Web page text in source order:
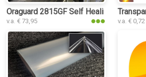
Oraguard 2815GF Self Healing PPF
v.a. € 73,95 v.a. € 0,72